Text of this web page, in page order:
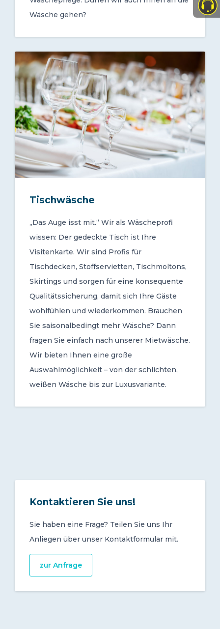
Wäsche gehen?
Tischwäsche
„Das Auge isst mit.“ Wir als Wäscheprofi
wissen: Der gedeckte Tisch ist Ihre
Visitenkarte. Wir sind Profis für
Tischdecken, Stoffservietten, Tischmoltons,
Skirtings und sorgen für eine konsequente
Qualitätssicherung, damit sich Ihre Gäste
wohlfühlen und wiederkommen. Brauchen
Sie saisonalbedingt mehr Wäsche? Dann
fragen Sie einfach nach unserer Mietwäsche.
Wir bieten Ihnen eine große
Auswahlmöglichkeit – von der schlichten,
weißen Wäsche bis zur Luxusvariante.
Kontaktieren Sie uns!
Sie haben eine Frage? Teilen Sie uns Ihr
Anliegen über unser Kontaktformular mit.
zur Anfrage